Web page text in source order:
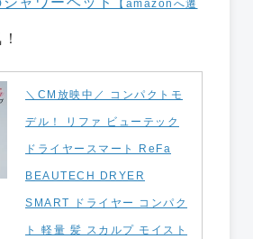
【amazonへ遷
＼CM放映中／ コンパクトモ
デル！ リファ ビューテック
ドライヤースマート ReFa
BEAUTECH DRYER
SMART ドライヤー コンパク
ト 軽量 髪 スカルプ モイスト